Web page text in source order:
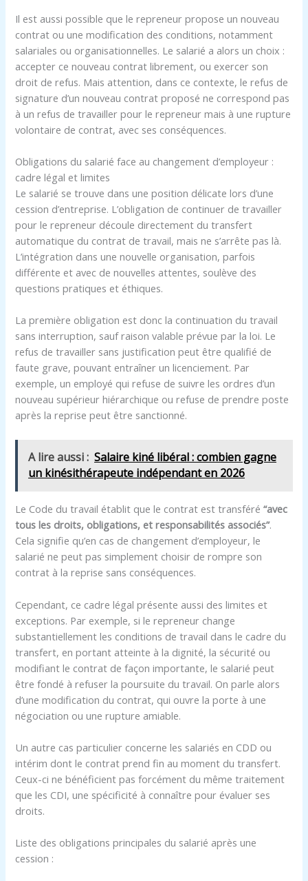
Il est aussi possible que le repreneur propose un nouveau
contrat ou une modification des conditions, notamment
salariales ou organisationnelles. Le salarié a alors un choix :
accepter ce nouveau contrat librement, ou exercer son
droit de refus. Mais attention, dans ce contexte, le refus de
signature d’un nouveau contrat proposé ne correspond pas
à un refus de travailler pour le repreneur mais à une rupture
volontaire de contrat, avec ses conséquences.
Obligations du salarié face au changement d’employeur :
cadre légal et limites
Le salarié se trouve dans une position délicate lors d’une
cession d’entreprise. L’obligation de continuer de travailler
pour le repreneur découle directement du transfert
automatique du contrat de travail, mais ne s’arrête pas là.
L’intégration dans une nouvelle organisation, parfois
différente et avec de nouvelles attentes, soulève des
questions pratiques et éthiques.
La première obligation est donc la continuation du travail
sans interruption, sauf raison valable prévue par la loi. Le
refus de travailler sans justification peut être qualifié de
faute grave, pouvant entraîner un licenciement. Par
exemple, un employé qui refuse de suivre les ordres d’un
nouveau supérieur hiérarchique ou refuse de prendre poste
après la reprise peut être sanctionné.
A lire aussi : Salaire kiné libéral : combien gagne
un kinésithérapeute indépendant en 2026
Le Code du travail établit que le contrat est transféré“avec
tous les droits, obligations, et responsabilités associés”.
Cela signifie qu’en cas de changement d’employeur, le
salarié ne peut pas simplement choisir de rompre son
contrat à la reprise sans conséquences.
Cependant, ce cadre légal présente aussi des limites et
exceptions. Par exemple, si le repreneur change
substantiellement les conditions de travail dans le cadre du
transfert, en portant atteinte à la dignité, la sécurité ou
modifiant le contrat de façon importante, le salarié peut
être fondé à refuser la poursuite du travail. On parle alors
d’une modification du contrat, qui ouvre la porte à une
négociation ou une rupture amiable.
Un autre cas particulier concerne les salariés en CDD ou
intérim dont le contrat prend fin au moment du transfert.
Ceux-ci ne bénéficient pas forcément du même traitement
que les CDI, une spécificité à connaître pour évaluer ses
droits.
Liste des obligations principales du salarié après une
cession :